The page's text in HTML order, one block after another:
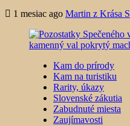
1 mesiac ago Martin z Krása
Kam do prírody
Kam na turistiku
Rarity, úkazy
Slovenské zákutia
Zabudnuté miesta
Zaujímavosti